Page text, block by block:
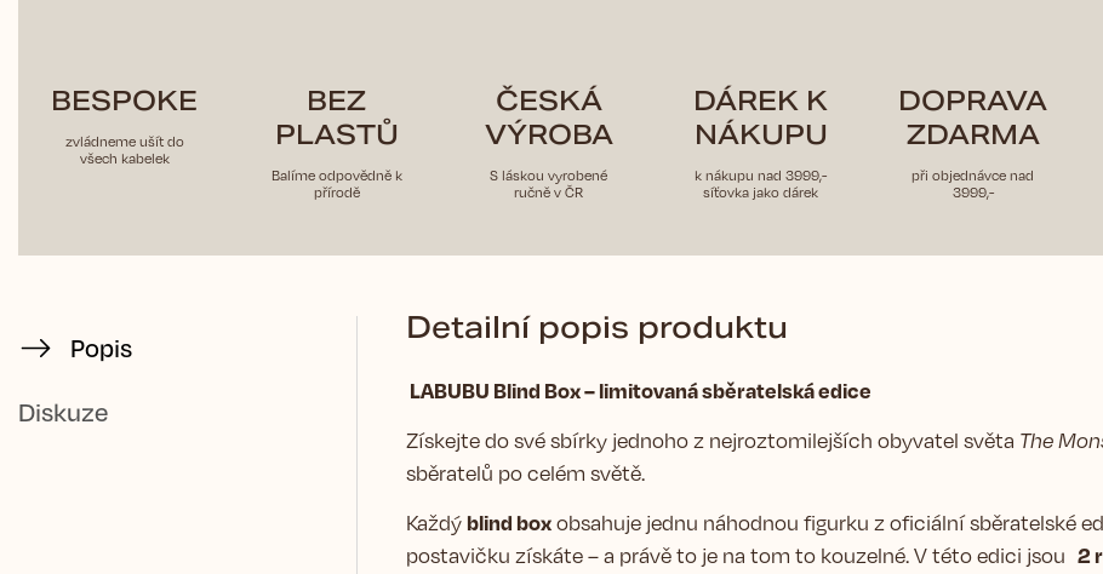
BESPOKE
zvládneme ušít do
všech kabelek
BEZ
PLASTŮ
Balíme odpovědně k
přírodě
ČESKÁ
VÝROBA
S láskou vyrobené
ručně v ČR
DÁREK K
NÁKUPU
k nákupu nad 3999,-
síťovka jako dárek
DOPRAVA
ZDARMA
při objednávce nad
3999,-
Popis
Diskuze
Detailní popis produktu
LABUBU Blind Box – limitovaná sběratelská edice
Získejte do své sbírky jednoho z nejroztomilejších obyvatel světa The
sběratelů po celém světě.
Každý blind boxobsahuje jednu náhodnou figurku z oficiální sběratelské
postavičku získáte – a právě to je na tom to kouzelné. V této edici jsou 2